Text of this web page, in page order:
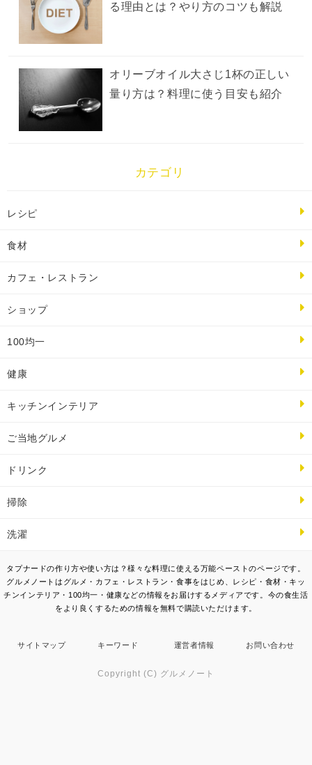
る理由とは？やり方のコツも解説
オリーブオイル大さじ1杯の正しい
量り方は？料理に使う目安も紹介
カテゴリ
レシピ
食材
カフェ・レストラン
ショップ
100均一
健康
キッチンインテリア
ご当地グルメ
ドリンク
掃除
洗濯
タプナードの作り方や使い方は？様々な料理に使える万能ペーストのページです。
グルメノートはグルメ・カフェ・レストラン・食事をはじめ、レシピ・食材・キッ
チンインテリア・100均一・健康などの情報をお届けするメディアです。今の食生活
をより良くするための情報を無料で購読いただけます。
サイトマップ キーワード 運営者情報 お問い合わせ
Copyright (C) グルメノート